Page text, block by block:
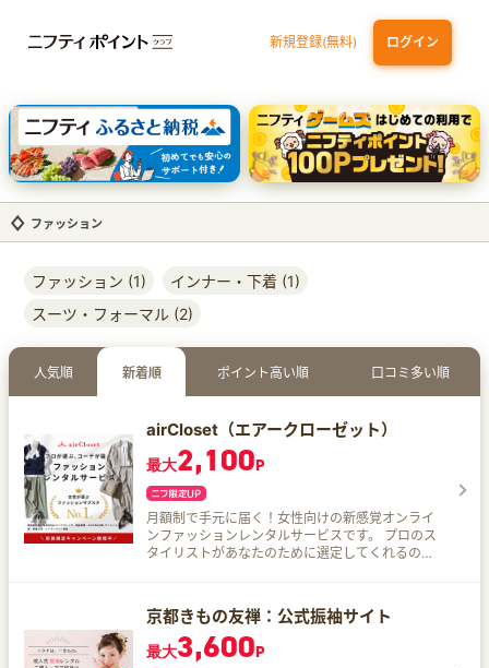
新規登録(無料) ログイン
dカード 九州カードNEXT JCB ORIGINAL SERIES：JCBカード S
三井住友カード ゴールド（NL）（家族カード発行）
【実質初月無料】DMM | Disney+(ディズニープラス) セットプラン
ファッション
ファッション (1)
インナー・下着 (1)
スーツ・フォーマル (2)
人気順 新着順 ポイント高い順 口コミ多い順
airCloset（エアークローゼット）
最大2,100P
月額制で手元に届く！女性向けの新感覚オンライ
ンファッションレンタルサービスです。 プロのス
タイリストがあなたのために選定してくれるので
♪
京都きもの友禅：公式振袖サイト
最大3,600P